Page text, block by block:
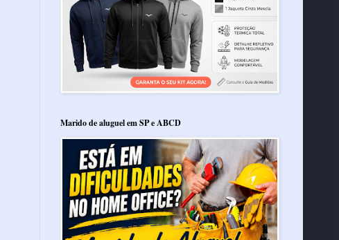
Marido de aluguel em SP e ABCD